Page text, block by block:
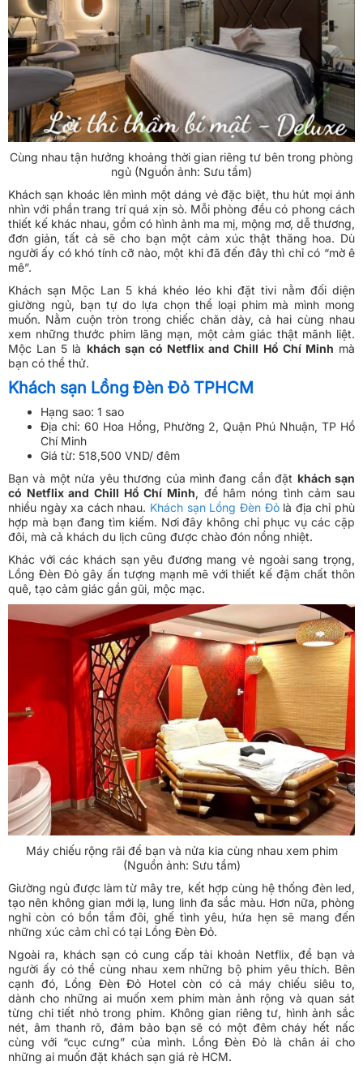
Cùng nhau tận hưởng khoảng thời gian riêng tư bên trong phòng
ngủ (Nguồn ảnh: Sưu tầm)
Khách sạn khoác lên mình một dáng vẻ đặc biệt, thu hút mọi ánh
nhìn với phần trang trí quá xịn sò. Mỗi phòng đều có phong cách
thiết kế khác nhau, gồm có hình ảnh ma mị, mộng mơ, dễ thương,
đơn giản, tất cả sẽ cho bạn một cảm xúc thật thăng hoa. Dù
người ấy có khó tính cỡ nào, một khi đã đến đây thì chỉ có “mờ ê
mê”.
Khách sạn Mộc Lan 5 khá khéo léo khi đặt tivi nằm đối diện
giường ngủ, bạn tự do lựa chọn thể loại phim mà mình mong
muốn. Nằm cuộn tròn trong chiếc chăn dày, cả hai cùng nhau
xem những thước phim lãng mạn, một cảm giác thật mãnh liệt.
Mộc Lan 5 là khách sạn có Netflix and Chill Hồ Chí Minh mà
bạn có thể thử.
Khách sạn Lồng Đèn Đỏ TPHCM
Hạng sao: 1 sao
Địa chỉ: 60 Hoa Hồng, Phường 2, Quận Phú Nhuận, TP Hồ
Chí Minh
Giá từ: 518,500 VND/ đêm
Bạn và một nửa yêu thương của mình đang cần đặt khách sạn
có Netflix and Chill Hồ Chí Minh, để hâm nóng tình cảm sau
nhiều ngày xa cách nhau. Khách sạn Lồng Đèn Đỏlà địa chỉ phù
hợp mà bạn đang tìm kiếm. Nơi đây không chỉ phục vụ các cặp
đôi, mà cả khách du lịch cũng được chào đón nồng nhiệt.
Khác với các khách sạn yêu đương mang vẻ ngoài sang trọng,
Lồng Đèn Đỏ gây ấn tượng mạnh mẽ với thiết kế đậm chất thôn
quê, tạo cảm giác gần gũi, mộc mạc.
Máy chiếu rộng rãi để bạn và nửa kia cùng nhau xem phim
(Nguồn ảnh: Sưu tầm)
Giường ngủ được làm từ mây tre, kết hợp cùng hệ thống đèn led,
tạo nên không gian mới lạ, lung linh đa sắc màu. Hơn nữa, phòng
nghỉ còn có bồn tắm đôi, ghế tình yêu, hứa hẹn sẽ mang đến
những xúc cảm chỉ có tại Lồng Đèn Đỏ.
Ngoài ra, khách sạn có cung cấp tài khoản Netflix, để bạn và
người ấy có thể cùng nhau xem những bộ phim yêu thích. Bên
cạnh đó, Lồng Đèn Đỏ Hotel còn có cả máy chiếu siêu to,
dành cho những ai muốn xem phim màn ảnh rộng và quan sát
từng chi tiết nhỏ trong phim. Không gian riêng tư, hình ảnh sắc
nét, âm thanh rõ, đảm bảo bạn sẽ có một đêm cháy hết nấc
cùng với “cục cưng” của mình. Lồng Đèn Đỏ là chân ái cho
những ai muốn đặt khách sạn giá rẻ HCM.